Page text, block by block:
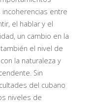
entre
el hablar y el
un cambio en la
también el nivel de
la naturaleza y
Sin
del cubano
niveles de